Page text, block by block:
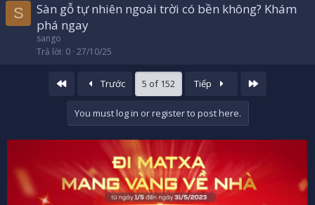
S
Sàn gỗ tự nhiên ngoài trời có bền không? Khám
phá ngay
sango
Trả lời 0 27/10/25
Trước 5 of 152 Tiếp
You must log in or register to post here.